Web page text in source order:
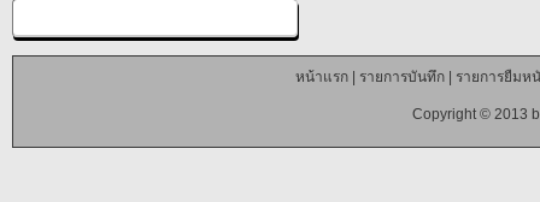
หน้าแรก| รายการบันทึก| รายการยืมห
Copyright © 2013